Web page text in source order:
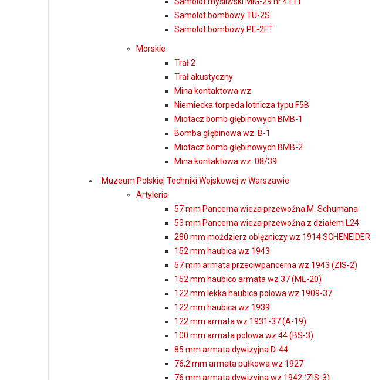
Samolot bombowy TU-2S
Samolot bombowy PE-2FT
Morskie
Trał 2
Trał akustyczny
Mina kontaktowa wz.
Niemiecka torpeda lotnicza typu F5B
Miotacz bomb głębinowych BMB-1
Bomba głębinowa wz. B-1
Miotacz bomb głębinowych BMB-2
Mina kontaktowa wz. 08/39
Muzeum Polskiej Techniki Wojskowej w Warszawie
Artyleria
57 mm Pancerna wieża przewoźna M. Schumana
53 mm Pancerna wieża przewoźna z działem L24
280 mm moździerz oblężniczy wz 1914 SCHENEIDER
152 mm haubica wz 1943
57 mm armata przeciwpancerna wz 1943 (ZIS-2)
152 mm haubico armata wz 37 (MŁ-20)
122 mm lekka haubica polowa wz 1909-37
122 mm haubica wz 1939
122 mm armata wz 1931-37 (A-19)
100 mm armata polowa wz 44 (BS-3)
85 mm armata dywizyjna D-44
76,2 mm armata pułkowa wz 1927
76 mm armata dywizyjna wz 1942 (ZIS-3)